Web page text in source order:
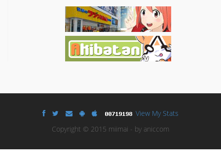
View My Stats
Copyright © 2015 miimai - by aniccom